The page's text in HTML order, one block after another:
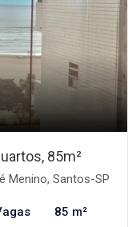
85m²
Menino, Santos-SP
85 m²